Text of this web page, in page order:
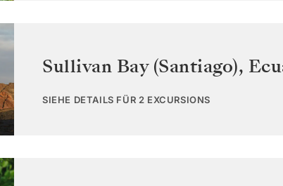
Sullivan Bay (Santiago),
SIEHE DETAILS FÜR 2 EXCURSIONS